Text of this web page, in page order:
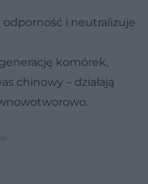
odporność i neutralizuje
komórek,
chinowy – działają